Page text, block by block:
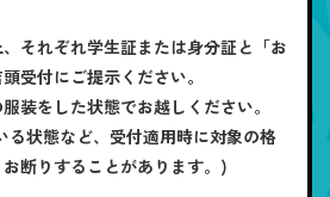
それぞれ学生証または身分証と「お
受付にご提示ください。
装をした状態でお越しください。
る状態など、受付適用時に対象の格
断りすることがあります。)